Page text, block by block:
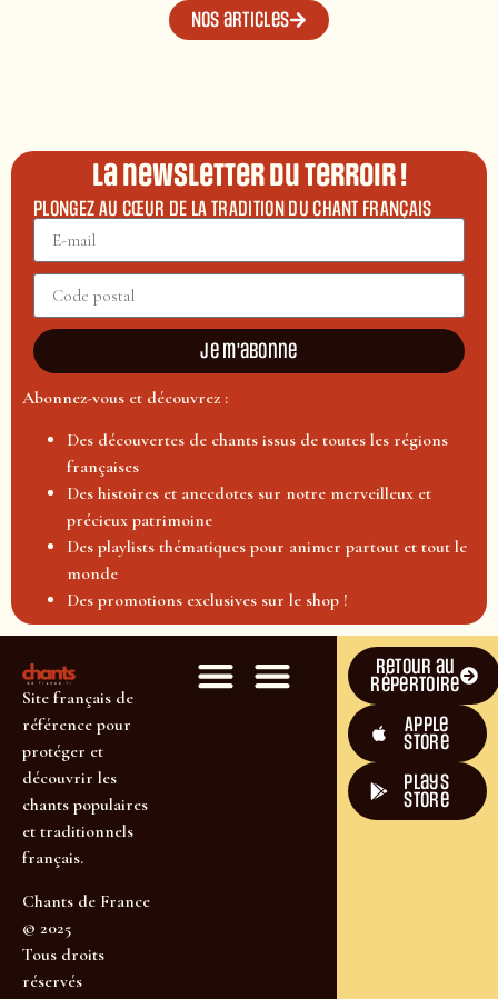
Nos articles
La newsletter du terroir !
PLONGEZ AU CŒUR DE LA TRADITION DU CHANT FRANÇAIS
Je m'abonne
Abonnez-vous et découvrez :
Des découvertes de chants issus de toutes les régions
françaises
Des histoires et anecdotes sur notre merveilleux et
précieux patrimoine
Des playlists thématiques pour animer partout et tout le
monde
Des promotions exclusives sur le shop !
Site français de
référence pour
protéger et
découvrir les
chants populaires
et traditionnels
français.
Chants de France
© 2025
Tous droits
réservés
Retour au
répertoire
Apple
Store
plays
store